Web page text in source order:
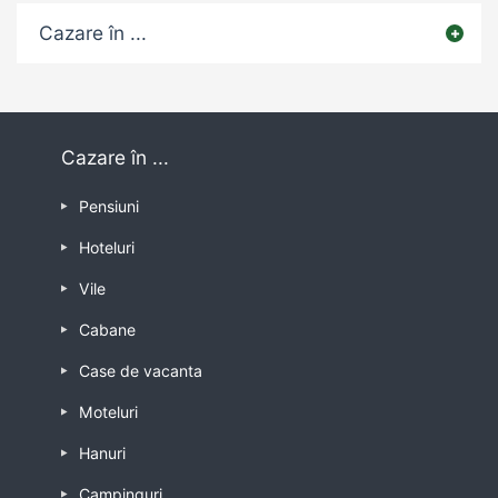
Cazare în ...
Cazare în ...
Pensiuni
Hoteluri
Vile
Cabane
Case de vacanta
Moteluri
Hanuri
Campinguri